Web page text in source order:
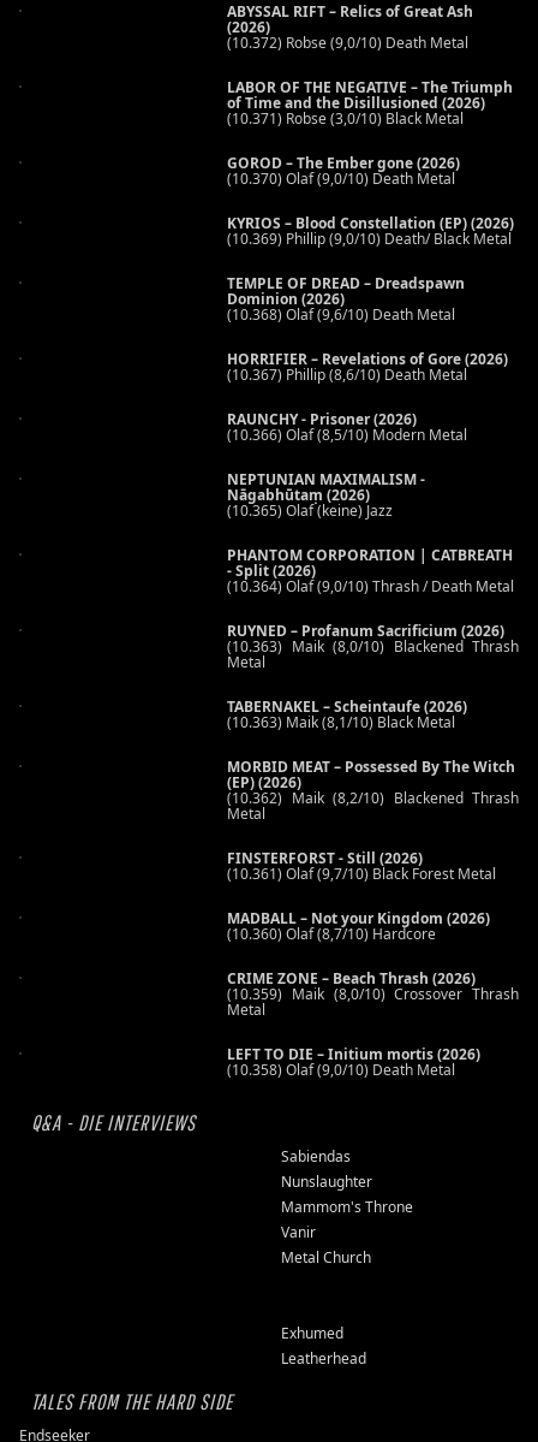
ABYSSAL RIFT – Relics of Great Ash
(2026)
(10.372) Robse (9,0/10) Death Metal
LABOR OF THE NEGATIVE – The Triumph
of Time and the Disillusioned (2026)
(10.371) Robse (3,0/10) Black Metal
GOROD – The Ember gone (2026)
(10.370) Olaf (9,0/10) Death Metal
KYRIOS – Blood Constellation (EP) (2026)
(10.369) Phillip (9,0/10) Death/ Black Metal
TEMPLE OF DREAD – Dreadspawn
Dominion (2026)
(10.368) Olaf (9,6/10) Death Metal
HORRIFIER – Revelations of Gore (2026)
(10.367) Phillip (8,6/10) Death Metal
RAUNCHY - Prisoner (2026)
(10.366) Olaf (8,5/10) Modern Metal
NEPTUNIAN MAXIMALISM -
Nāgabhūtaṃ (2026)
(10.365) Olaf (keine) Jazz
PHANTOM CORPORATION | CATBREATH
- Split (2026)
(10.364) Olaf (9,0/10) Thrash / Death Metal
RUYNED – Profanum Sacrificium (2026)
(10.363) Maik (8,0/10) Blackened Thrash
Metal
TABERNAKEL – Scheintaufe (2026)
(10.363) Maik (8,1/10) Black Metal
MORBID MEAT – Possessed By The Witch
(EP) (2026)
(10.362) Maik (8,2/10) Blackened Thrash
Metal
FINSTERFORST - Still (2026)
(10.361) Olaf (9,7/10) Black Forest Metal
MADBALL – Not your Kingdom (2026)
(10.360) Olaf (8,7/10) Hardcore
CRIME ZONE – Beach Thrash (2026)
(10.359) Maik (8,0/10) Crossover Thrash
Metal
LEFT TO DIE – Initium mortis (2026)
(10.358) Olaf (9,0/10) Death Metal
Q&A - DIE INTERVIEWS
Sabiendas
Nunslaughter
Mammom's Throne
Vanir
Metal Church
Exhumed
Leatherhead
TALES FROM THE HARD SIDE
Endseeker